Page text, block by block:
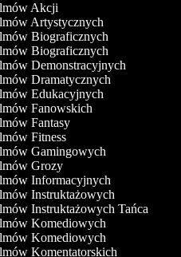
Akcji
Artystycznych
Biograficznych
Biograficznych
Demonstracyjnych
Dramatycznych
Edukacyjnych
Fanowskich
Fantasy
Fitness
Gamingowych
Grozy
Informacyjnych
Instruktażowych
Instruktażowych Tańca
Komediowych
Komediowych
Komentatorskich